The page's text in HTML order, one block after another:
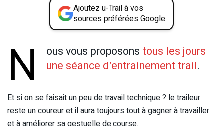
Ajoutez u-Trail à vos
sources préférées Google
N ous vous proposons tous les jours
une séance d’entrainement trail.
Et si on se faisait un peu de travail technique ? le traileur
reste un coureur et il aura toujours tout à gagner à travailler